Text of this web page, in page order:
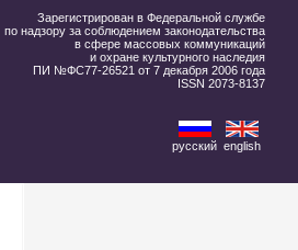
Зарегистрирован в Федеральной службе
по надзору за соблюдением законодательства
в сфере массовых коммуникаций
и охране культурного наследия
ПИ №ФС77-26521 от 7 декабря 2006 года
ISSN 2073-8137
русский english